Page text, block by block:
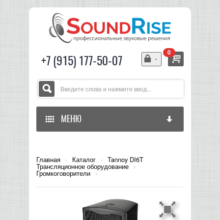
+7 (915) 177-50-07
0
МЕНЮ
ЗВУКОВОЕ ОБОРУДОВАНИЕ
Главная › Каталог ›
Трансляционное оборудование ›
Громкоговорители ›
Tannoy DI6T